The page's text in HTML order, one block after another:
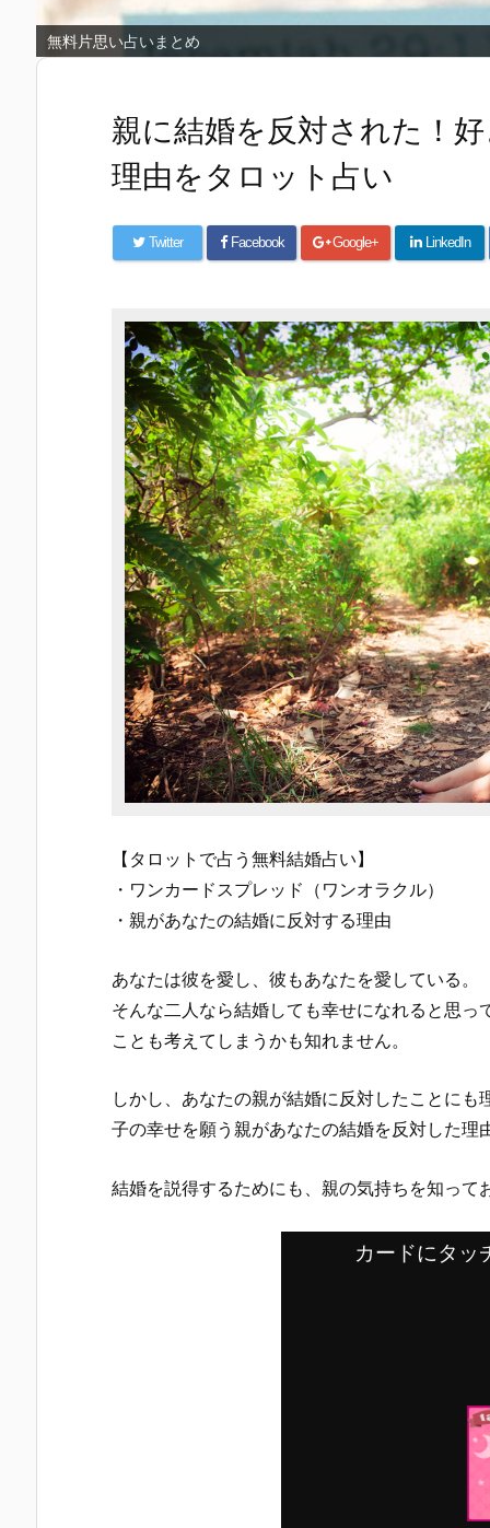
無料片思い占いまとめ
親に結婚を反対された！
理由をタロット占い
Twitter Facebook Google+ LinkedIn
【タロットで占う無料結婚占い】
・ワンカードスプレッド（ワンオラクル）
・親があなたの結婚に反対する理由
あなたは彼を愛し、彼もあなたを愛している。
そんな二人なら結婚しても幸せになれると思
ことも考えてしまうかも知れません。
しかし、あなたの親が結婚に反対したことにも
子の幸せを願う親があなたの結婚を反対した理
結婚を説得するためにも、親の気持ちを知って
カードにタッ